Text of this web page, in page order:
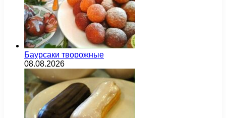
Баурсаки творожные
08.08.2026